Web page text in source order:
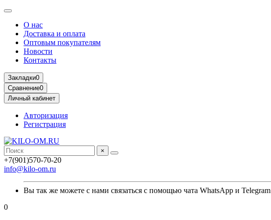
О нас
Доставка и оплата
Оптовым покупателям
Новости
Контакты
Закладки0
Сравнение0
Личный кабинет
Авторизация
Регистрация
×
+7(901)570-70-20
info@kilo-om.ru
Вы так же можете с нами связаться с помощью чата WhatsApp и Telegram
0